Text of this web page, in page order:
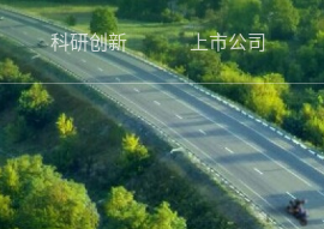
科研创新 上市公司